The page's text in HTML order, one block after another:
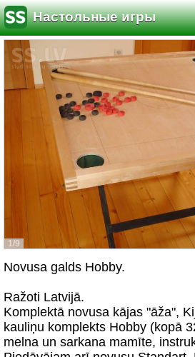
Настольные игры
1/9
Novusa galds Hobby.
Ražoti Latvijā.
Komplektā novusa kājas "āža",
kauliņu komplekts Hobby (kopā
melna un sarkana mamīte,